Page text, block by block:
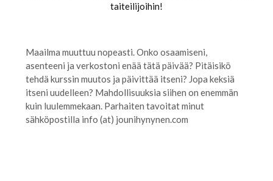
taiteilijoihin!
Maailma muuttuu nopeasti. Onko osaamiseni,
asenteeni ja verkostoni enää tätä päivää? Pitäisikö
tehdä kurssin muutos ja päivittää itseni? Jopa keksiä
itseni uudelleen? Mahdollisuuksia siihen on enemmän
kuin luulemmekaan. Parhaiten tavoitat minut
sähköpostilla info (at) jounihynynen.com